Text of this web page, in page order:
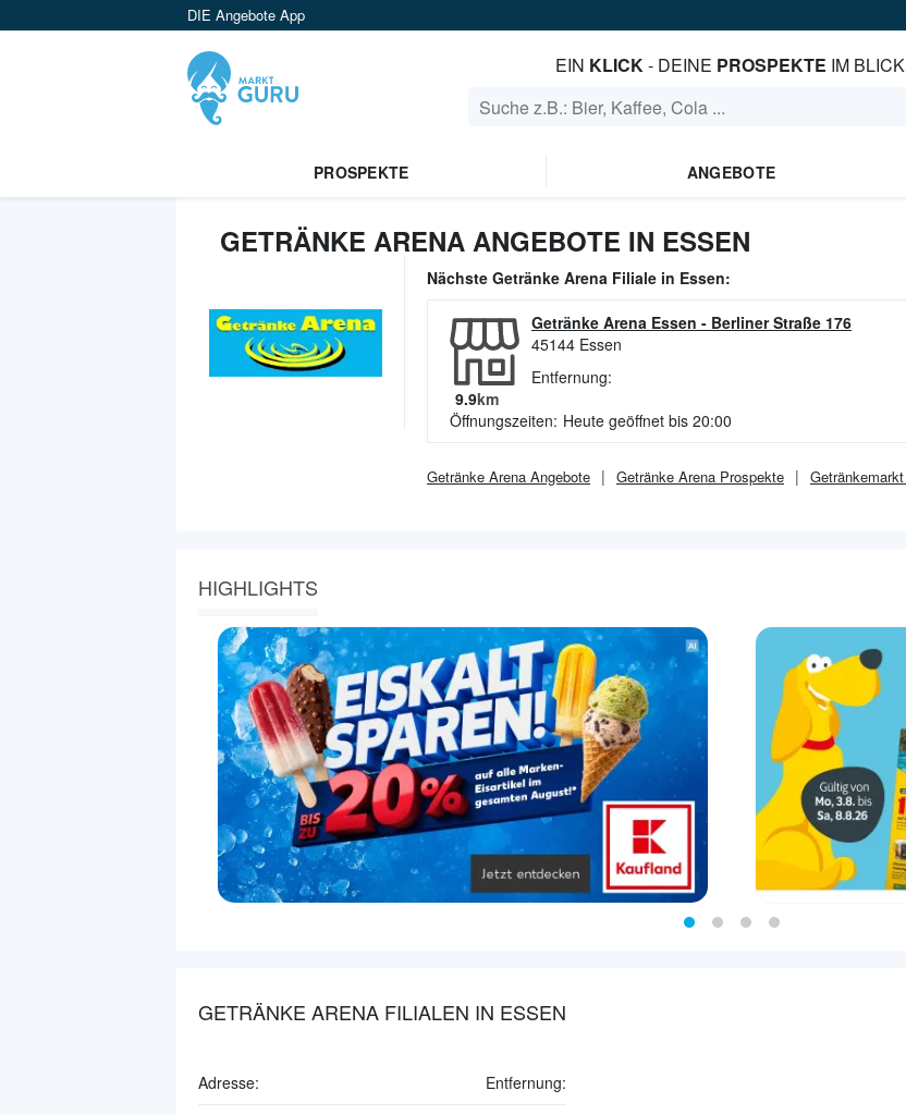
DIE Angebote App
EIN KLICK- DEINE PROSPEKTE IM BLICK
PROSPEKTE ANGEBOTE
GETRÄNKE ARENA ANGEBOTE IN ESSEN
Nächste Getränke Arena Filiale in Essen:
Getränke Arena Essen - Berliner Straße 176
45144 Essen
Entfernung:
9.9km
Öffnungszeiten: Heute geöffnet bis 20:00
Getränke Arena Angebote Getränke Arena Prospekte Getränkemarkt
HIGHLIGHTS
GETRÄNKE ARENA FILIALEN IN ESSEN
Adresse: Entfernung: